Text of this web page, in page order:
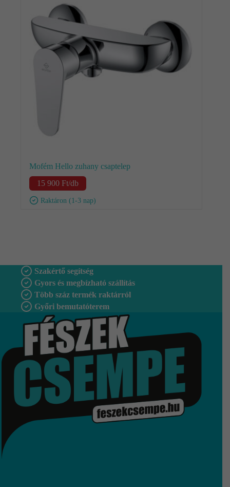
Mofém Hello zuhany csaptelep
15 900 Ft/db
Raktáron (1-3 nap)
Szakértő segítség
Gyors és megbízható szállítás
Több száz termék raktárról
Győri bemutatóterem